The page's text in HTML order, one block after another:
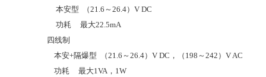
本安型 （21.6～26.4）V DC
功耗 最大22.5mA
四线制
本安+隔爆型 （21.6～26.4）V DC，（198～242）V AC
功耗 最大1VA，1W